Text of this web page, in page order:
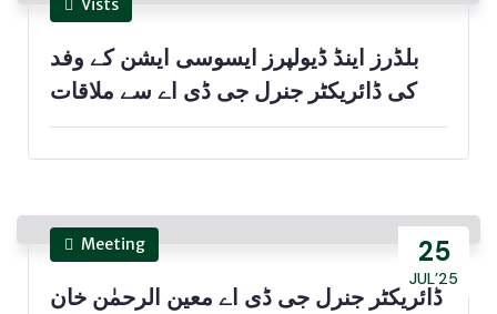
Vists
بلڈرز اینڈ ڈیولپرز ایسوسی ایشن کے وفد
کی ڈائریکٹر جنرل جی ڈی اے سے ملاقات
25
JUL’25
Meeting
ڈائریکٹر جنرل جی ڈی اے معین الرحمٰن خان